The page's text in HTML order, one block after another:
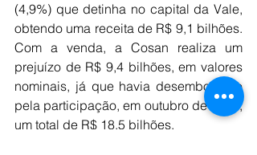
(4,9%) que detinha no capital da Vale,
obtendo uma receita de R$ 9,1 bilhões.
Com a venda, a Cosan realiza um
prejuízo de R$ 9,4 bilhões, em valores
nominais, já que havia desembolsado
pela participação, em outubro de 2022,
um total de R$ 18,5 bilhões.